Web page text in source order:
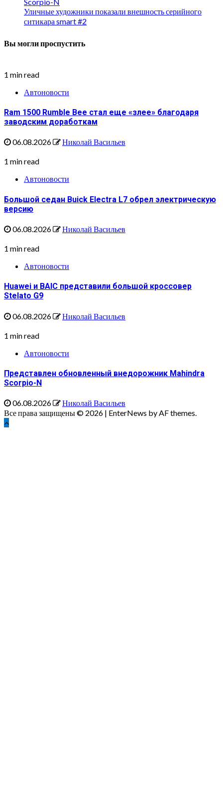
Scorpio-N
Уличные художники показали внешность серийного
ситикара smart #2
Вы могли проспустить
1 min read
Автоновости
Ram 1500 Rumble Bee стал еще «злее» благодаря
заводским доработкам
06.08.2026 Николай Васильев
1 min read
Автоновости
Большой седан Buick Electra L7 обрел электрическую
версию
06.08.2026 Николай Васильев
1 min read
Автоновости
Huawei и BAIC представили большой кроссовер
Stelato G9
06.08.2026 Николай Васильев
1 min read
Автоновости
Представлен обновленный внедорожник Mahindra
Scorpio-N
06.08.2026
Николай Васильев
Все права защищены © 2026 | EnterNews by AF themes.